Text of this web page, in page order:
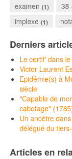
examen (1) 38
implexe (1)
Derniers
Le certif' dans
Victor Laurent
Epidémie(s) à
siècle
"Capable de
cabotage"
Un ancêtre
délégué du
Articles en